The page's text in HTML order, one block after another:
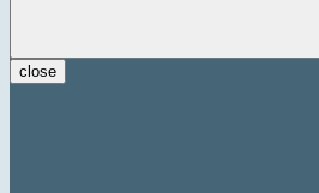
close